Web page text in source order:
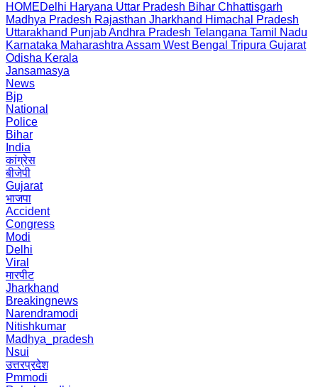
HOMEDelhi Haryana Uttar Pradesh Bihar Chhattisgarh
Madhya Pradesh Rajasthan Jharkhand Himachal Pradesh
Uttarakhand PunjabAndhra Pradesh Telangana Tamil Nadu
Karnataka Maharashtra Assam West Bengal Tripura Gujarat
Odisha Kerala
Jansamasya
News
Bjp
National
Police
Bihar
India
कांग्रेस
बीजेपी
Gujarat
भाजपा
Accident
Congress
Modi
Delhi
Viral
मारपीट
Jharkhand
Breakingnews
Narendramodi
Nitishkumar
Madhya_pradesh
Nsui
उत्तरप्रदेश
Pmmodi